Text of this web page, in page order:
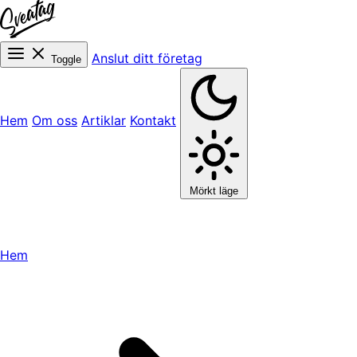
Toggle Anslut ditt företag
Hem Om oss Artiklar Kontakt
Mörkt läge
Hem